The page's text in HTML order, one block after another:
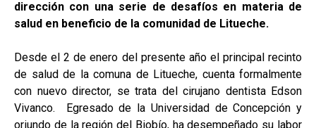
dirección con una serie de desafíos en materia de
salud en beneficio de la comunidad de Litueche.
Desde el 2 de enero del presente año el principal recinto
de salud de la comuna de Litueche, cuenta formalmente
con nuevo director, se trata del cirujano dentista Edson
Vivanco. Egresado de la Universidad de Concepción y
oriundo de la región del Biobío, ha desempeñado su labor